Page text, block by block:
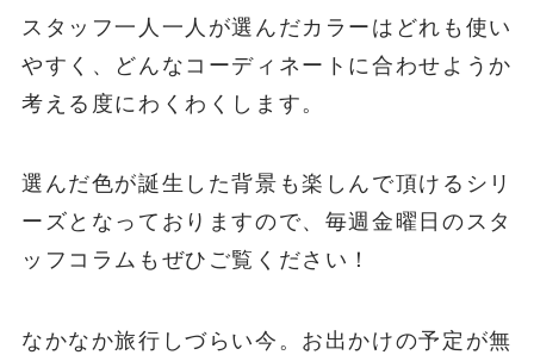
スタッフ一人一人が選んだカラーはどれも使い
やすく、どんなコーディネートに合わせようか
考える度にわくわくします。
選んだ色が誕生した背景も楽しんで頂けるシリ
ーズとなっておりますので、毎週金曜日のスタ
ッフコラムもぜひご覧ください！
なかなか旅行しづらい今。お出かけの予定が無